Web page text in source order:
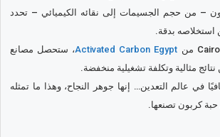
– من حجم الجسيمات إلى نقائه الكيميائي – تحدد
استخلاصه بدقة.
Activated Carbon Egypt، ستحصل مصانع
مثالية وتكلفة تشغيلية منخفضة.
في عالم التعدين… إنها جوهر النجاح، وهذا ما تمثله